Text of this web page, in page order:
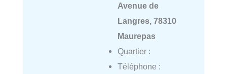
Avenue de
Langres, 78310
Maurepas
Quartier :
Téléphone :